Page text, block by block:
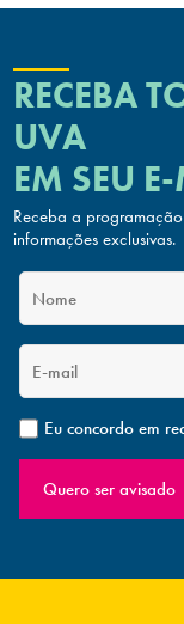
RECEBA
UVA
EM SEU
Receba a
informações exclusivas.
Eu concordo em
Quero ser avisado